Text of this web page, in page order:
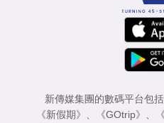
新傳媒集團的數碼平台包
《新假期》
《GOtrip》